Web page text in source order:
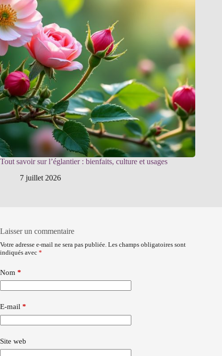
Tout savoir sur l’églantier : bienfaits, culture et usages
7 juillet 2026
Laisser un commentaire
Votre adresse e-mail ne sera pas publiée. Les champs obligatoires sont
indiqués avec *
Nom *
E-mail *
Site web